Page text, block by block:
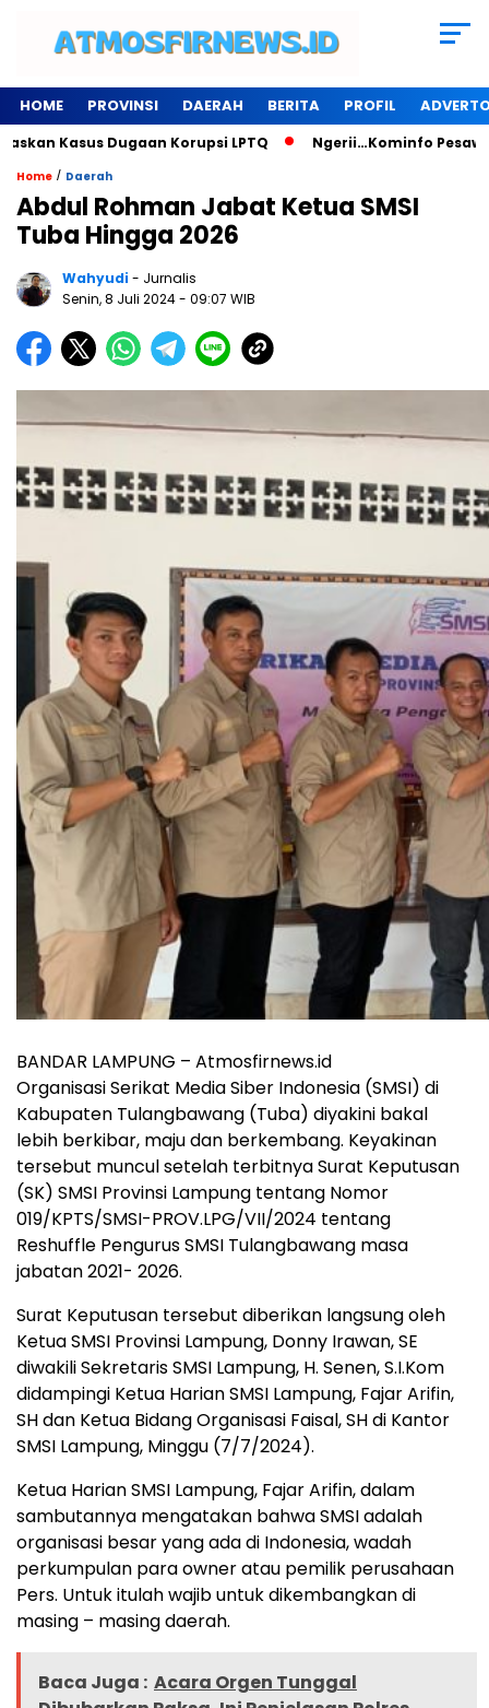
HOME PROVINSI DAERAH BERITA PROFIL
Kasus Dugaan Korupsi LPTQ Ngerii…Kominfo Pesawaran
Home / Daerah
Abdul Rohman Jabat Ketua SMSI
Tuba Hingga 2026
Wahyudi- Jurnalis
Senin, 8 Juli 2024- 09:07 WIB
BANDAR LAMPUNG – Atmosfirnews.id
Organisasi Serikat Media Siber Indonesia (SMSI) di
Kabupaten Tulangbawang (Tuba) diyakini bakal
lebih berkibar, maju dan berkembang. Keyakinan
tersebut muncul setelah terbitnya Surat Keputusan
(SK) SMSI Provinsi Lampung tentang Nomor
019/KPTS/SMSI-PROV.LPG/VII/2024 tentang
Reshuffle Pengurus SMSI Tulangbawang masa
jabatan 2021- 2026.
Surat Keputusan tersebut diberikan langsung oleh
Ketua SMSI Provinsi Lampung, Donny Irawan, SE
diwakili Sekretaris SMSI Lampung, H. Senen, S.I.Kom
didampingi Ketua Harian SMSI Lampung, Fajar Arifin,
SH dan Ketua Bidang Organisasi Faisal, SH di Kantor
SMSI Lampung, Minggu (7/7/2024).
Ketua Harian SMSI Lampung, Fajar Arifin, dalam
sambutannya mengatakan bahwa SMSI adalah
organisasi besar yang ada di Indonesia, wadah
perkumpulan para owner atau pemilik perusahaan
Pers. Untuk itulah wajib untuk dikembangkan di
masing – masing daerah.
Baca Juga : Acara Orgen Tunggal